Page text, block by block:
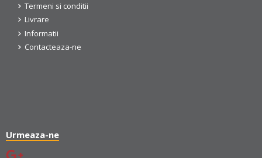
Termeni si conditii
Livrare
Informatii
Contacteaza-ne
Urmeaza-ne